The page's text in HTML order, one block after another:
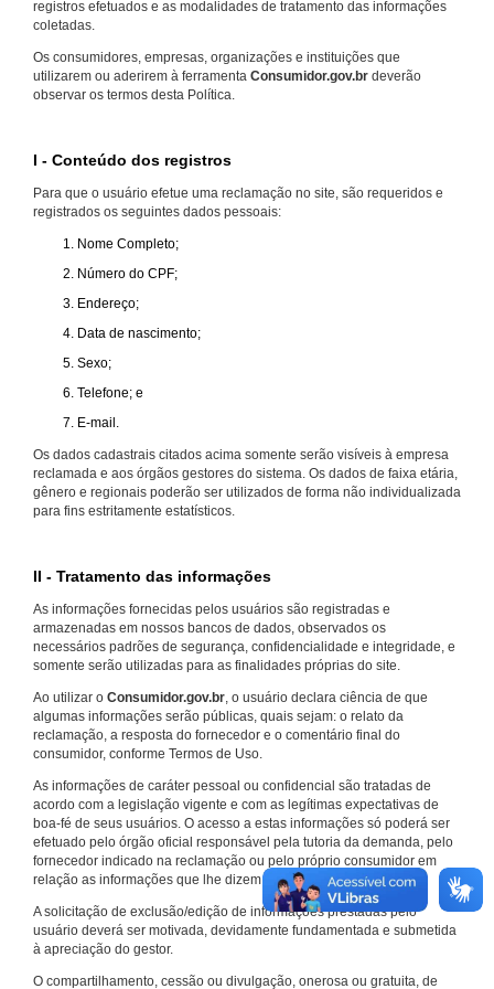
registros efetuados e as modalidades de tratamento das informações
coletadas.
Os consumidores, empresas, organizações e instituições que
utilizarem ou aderirem à ferramenta Consumidor.gov.br deverão
observar os termos desta Política.
I - Conteúdo dos registros
Para que o usuário efetue uma reclamação no site, são requeridos e
registrados os seguintes dados pessoais:
Nome Completo;
Número do CPF;
Endereço;
Data de nascimento;
Sexo;
Telefone; e
E-mail.
Os dados cadastrais citados acima somente serão visíveis à empresa
reclamada e aos órgãos gestores do sistema. Os dados de faixa etária,
gênero e regionais poderão ser utilizados de forma não individualizada
para fins estritamente estatísticos.
II - Tratamento das informações
As informações fornecidas pelos usuários são registradas e
armazenadas em nossos bancos de dados, observados os
necessários padrões de segurança, confidencialidade e integridade, e
somente serão utilizadas para as finalidades próprias do site.
Ao utilizar o Consumidor.gov.br, o usuário declara ciência de que
algumas informações serão públicas, quais sejam: o relato da
reclamação, a resposta do fornecedor e o comentário final do
consumidor, conforme Termos de Uso.
As informações de caráter pessoal ou confidencial são tratadas de
acordo com a legislação vigente e com as legítimas expectativas de
boa-fé de seus usuários. O acesso a estas informações só poderá ser
efetuado pelo órgão oficial responsável pela tutoria da demanda, pelo
fornecedor indicado na reclamação ou pelo próprio consumidor em
relação as informações que lhe dizem respeito.
A solicitação de exclusão/edição de informações prestadas pelo
usuário deverá ser motivada, devidamente fundamentada e submetida
à apreciação do gestor.
O compartilhamento, cessão ou divulgação, onerosa ou gratuita, de